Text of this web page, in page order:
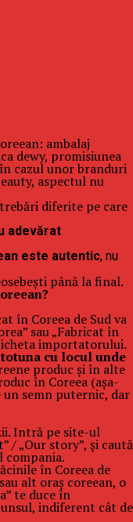
ambalaj
dewy, promisiunea
în cazul unor branduri
aspectul nu
diferite pe care
adevărat
este autentic, nu
până la final.
în Coreea de Sud va
sau „Fabricat în
importatorului.
cu locul unde
produc și în alte
în Coreea (așa-
un semn puternic, dar
Intră pe site-ul
/ „Our story”, și caută
compania.
în Coreea de
alt oraș coreean, o
te duce în
indiferent cât de